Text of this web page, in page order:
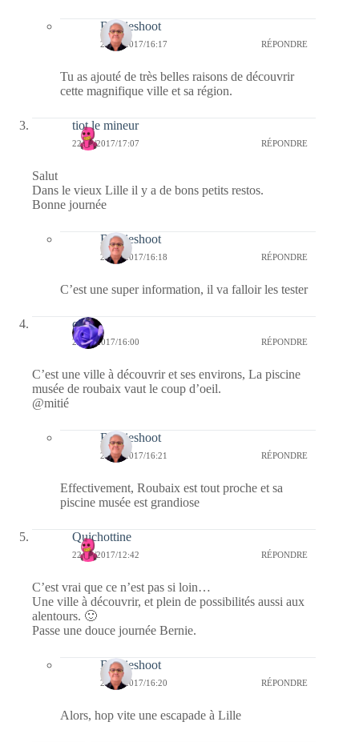
Bernieshoot
23/05/2017/16:17 RÉPONDRE
Tu as ajouté de très belles raisons de découvrir
cette magnifique ville et sa région.
tiot le mineur
22/05/2017/17:07 RÉPONDRE
Salut
Dans le vieux Lille il y a de bons petits restos.
Bonne journée
Bernieshoot
23/05/2017/16:18 RÉPONDRE
C’est une super information, il va falloir les tester
covix
22/05/2017/16:00 RÉPONDRE
C’est une ville à découvrir et ses environs, La piscine
musée de roubaix vaut le coup d’oeil.
@mitié
Bernieshoot
23/05/2017/16:21 RÉPONDRE
Effectivement, Roubaix est tout proche et sa
piscine musée est grandiose
Quichottine
22/05/2017/12:42 RÉPONDRE
C’est vrai que ce n’est pas si loin…
Une ville à découvrir, et plein de possibilités aussi aux
alentours. 🙂
Passe une douce journée Bernie.
Bernieshoot
23/05/2017/16:20 RÉPONDRE
Alors, hop vite une escapade à Lille